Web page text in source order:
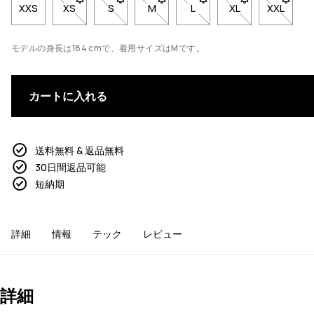
XXS XS- サイズXSは在庫切れです。在庫が戻ったときに通知
S- サイズSは在庫切れです。在庫が戻ったとき
M- サイズMは在庫切れです。在庫が
L- サイズLは在庫切れです
XL- サイズXLは在庫
XXL- サイズ
モデルの身長は184 cmで、着用サイズはMです。
カートに入れる
送料無料 & 返品無料
30日間返品可能
短納期
詳細 情報 テック レビュー
詳細